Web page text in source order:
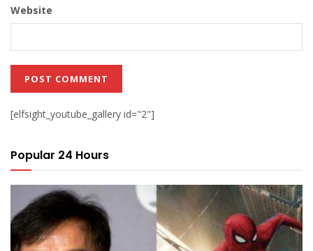
Website
[elfsight_youtube_gallery id="2"]
Popular 24 Hours